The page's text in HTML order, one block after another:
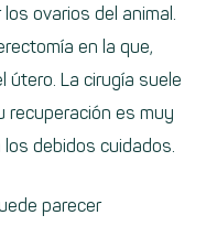
ovarios del animal.
en la que,
útero. La cirugía suele
recuperación es muy
debidos cuidados.
parecer